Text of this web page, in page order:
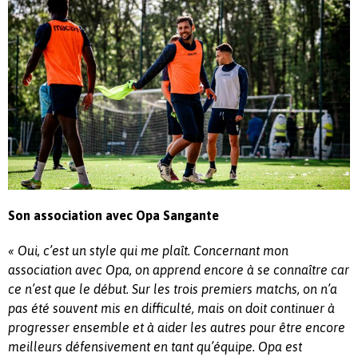
Son association avec Opa Sangante
« Oui, c’est un style qui me plaît. Concernant mon
association avec Opa, on apprend encore à se connaître car
ce n’est que le début. Sur les trois premiers matchs, on n’a
pas été souvent mis en difficulté, mais on doit continuer à
progresser ensemble et à aider les autres pour être encore
meilleurs défensivement en tant qu’équipe. Opa est